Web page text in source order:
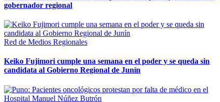
gobernador regional
Red de Medios Regionales
Keiko Fujimori cumple una semana en el poder y se queda sin
candidata al Gobierno Regional de Junín